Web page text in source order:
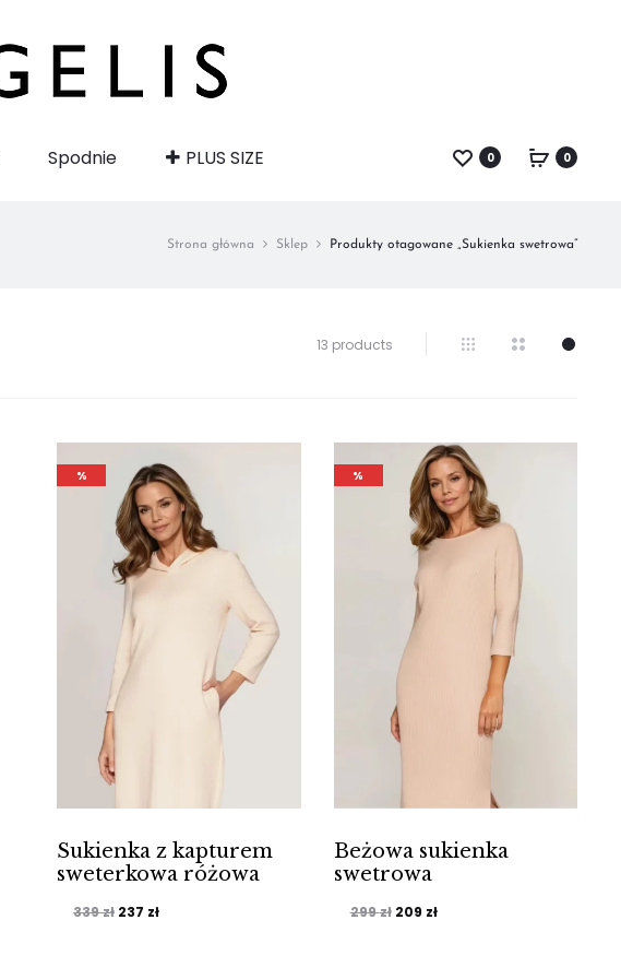
Spodnie PLUS SIZE 0 0
Strona główna Sklep Produkty otagowane „Sukienka swetrowa”
13 products Wyświetlanie
%
Sukienka z kapturem
sweterkowa różowa
339zł Pierwotna
237 złAktualna
%
Beżowa sukienka
swetrowa
299zł Pierwotna
209 złAktualna